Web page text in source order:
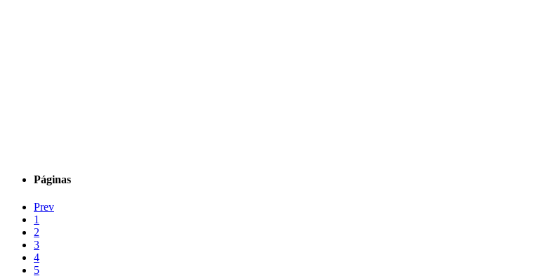
Páginas
Prev
1
2
3
4
5